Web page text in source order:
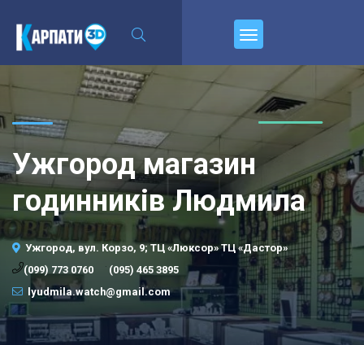
Ужгород магазин
годинників Людмила
Ужгород, вул. Корзо, 9; ТЦ «Люксор» ТЦ «Дастор»
(099) 773 0760
· (095) 465 3895
lyudmila.watch@gmail.com